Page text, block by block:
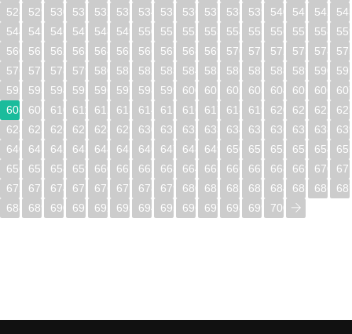
528
529 530 531 532 533 534 535 536 537 538 539 540 541 542
544
545 546 547 548 549 550 551 552 553 554 555 556 557 558
560
561 562 563 564 565 566 567 568 569 570 571 572 573 574
576
577 578 579 580 581 582 583 584 585 586 587 588 589 590
592
593 594 595 596 597 598 599 600 601 602 603 604 605 606
608
609 610 611 612 613 614 615 616 617 618 619 620 621 622
624
625 626 627 628 629 630 631 632 633 634 635 636 637 638
640
641 642 643 644 645 646 647 648 649 650 651 652 653 654
656
657 658 659 660 661 662 663 664 665 666 667 668 669 670
672
673 674 675 676 677 678 679 680 681 682 683 684 685 686
688
689 690 691 692 693 694 695 696 697 698 699 700